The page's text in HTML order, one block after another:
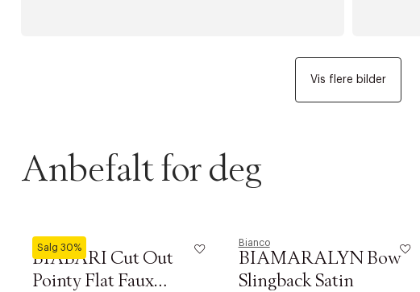
Vis flere bilder
Anbefalt for deg
Salg 30%
Bianco
BIABARI Cut Out
Pointy Flat Faux
Bianco
BIAMARALYN Bow
Slingback Satin